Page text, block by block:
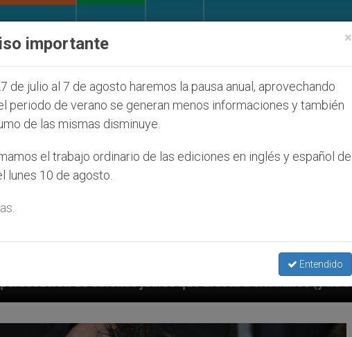
que afecta a cristianos (y no sólo) en Tierra Santa
×
importante
de julio al 7 de agosto haremos la pausa anual, aprovechando
periodo de verano se generan menos informaciones y también
de las mismas disminuye.
el trabajo ordinario de las ediciones en inglés y español de
lunes 10 de agosto.
Entendido